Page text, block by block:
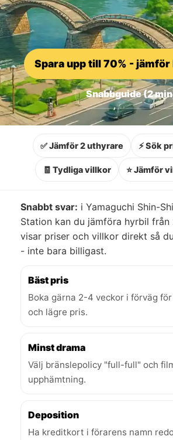
Spara upp till 70% -
Snabbguide (2
✅ Jämför 2 uthyrare ⚡ Sök
🧾 Tydliga villkor ⭐ Jämför
Snabbt svar: i Yamaguchi Shin-
Station kan du jämföra hyrbil från
visar priser och villkor direkt så
- inte bara billigast.
Bäst pris
Boka gärna 2-4 veckor i förväg
och lägre pris.
Minst drama
Välj bränslepolicy "full-full" och
upphämtning.
Deposition
Ha kreditkort i förarens namn